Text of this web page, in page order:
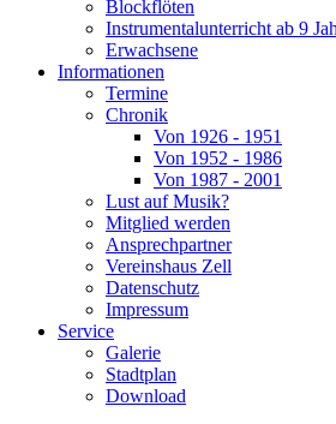
Blockflöten
Instrumentalunterricht ab 9
Erwachsene
Informationen
Termine
Chronik
Von 1926 - 1951
Von 1952 - 1986
Von 1987 - 2001
Lust auf Musik?
Mitglied werden
Ansprechpartner
Vereinshaus Zell
Datenschutz
Impressum
Service
Galerie
Stadtplan
Download